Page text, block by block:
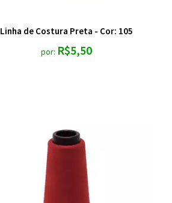
Linha de Costura Preta - Cor: 105
por: R$5,50